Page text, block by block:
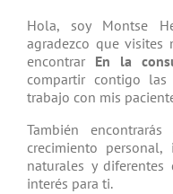
Hola, soy Montse
agradezco que visites
encontrar En la
compartir contigo
trabajo con mis
También encontrarás
crecimiento personal,
natu­rales y
interés para ti.